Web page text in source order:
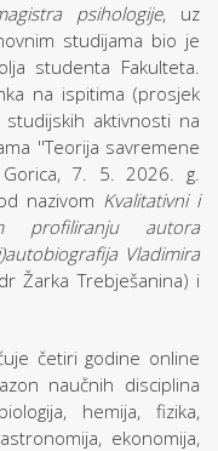
psihologije, uz
studijama bio je
studenta Fakulteta.
na ispitima (prosjek
aktivnosti na
''Teorija savremene
7. 5. 2026. g.
nazivom Kvalitativni i
profiliranju autora
Vladimira
Žarka Trebješanina) i
četiri godine online
naučnih disciplina
hemija, fizika,
ekonomija,